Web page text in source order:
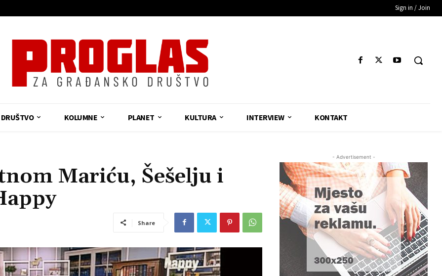
Sign in / Join
DRUŠTVO KOLUMNE PLANET KULTURA INTERVIEW KONTAKT
Mariću, Šešelju i
Share
- Advertisement -